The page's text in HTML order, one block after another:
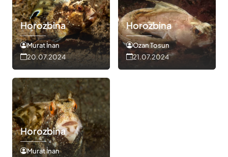
Horozbina
Murat İnan
20.07.2024
Horozbina
Ozan Tosun
21.07.2024
Horozbina
Murat İnan